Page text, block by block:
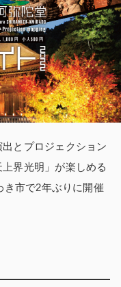
とプロジェクション
界光明」が楽しめる
き市で2年ぶりに開催